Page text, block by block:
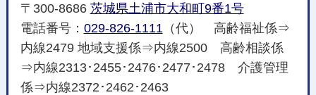
〒300-8686 茨城県土浦市大和町9番1号
電話番号： 029-826-1111 （代） 高齢福祉係⇒
内線2479 地域支援係⇒内線2500 高齢相談係
⇒内線2313･2455･2476･2477･2478 介護管理
係⇒内線2372･2462･2463